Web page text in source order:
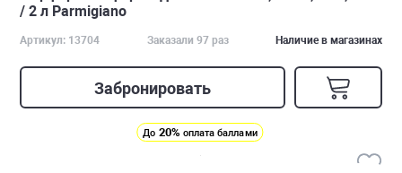
/ 2 л Parmigiano
Артикул: 13704 Заказали 97 раз Наличие в магазинах
Забронировать
До 20% оплата баллами